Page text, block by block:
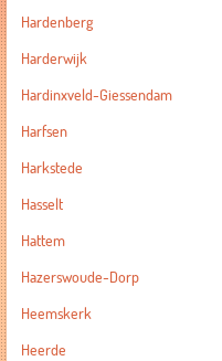
Hardenberg
Harderwijk
Hardinxveld-Giessendam
Harfsen
Harkstede
Hasselt
Hattem
Hazerswoude-Dorp
Heemskerk
Heerde